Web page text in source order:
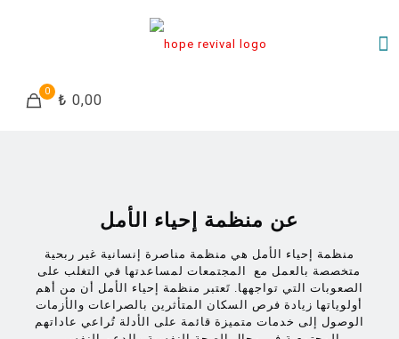
0 ₺ 0,00
عن منظمة إحياء الأمل
منظمة إحياء الأمل هي منظمة مناصرة إنسانية غير ربحية
متخصصة بالعمل مع المجتمعات لمساعدتها في التغلب على
الصعوبات التي تواجهها. تَعتبر منظمة إحياء الأمل أن من أهم
أولوياتها زيادة فرص السكان المتأثرين بالصراعات والأزمات
الوصول إلى خدمات متميزة قائمة على الأدلة تُراعي عاداتهم